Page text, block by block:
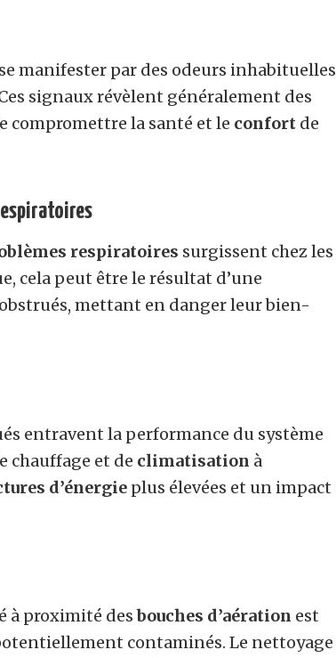
manifester par des odeurs inhabituelles
signaux révèlent généralement des
compromettre la santé et le confort de
respiratoires surgissent chez les
cela peut être le résultat d’une
mettant en danger leur bien-
entravent la performance du système
chauffage et de climatisation à
d’énergie plus élevées et un impact
à proximité desbouches d’aération est
contaminés. Le nettoyage